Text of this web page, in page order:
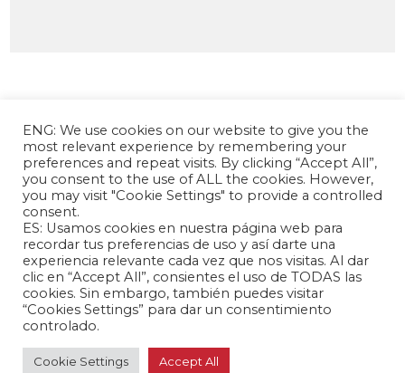
La Fundación Andrés Bello – Centro de
Investigación Chino Latinoamericano es una
entidad sin fines de lucro, de carácter
independiente, dedicada a la investigación y
análisis de las relaciones internacionales entre la
República Popular China y los países de América
Latina y el Caribe.
ENG: We use cookies on our website to give you the
most relevant experience by remembering your
preferences and repeat visits. By clicking “Accept All”,
you consent to the use of ALL the cookies. However,
you may visit "Cookie Settings" to provide a controlled
consent.
ES: Usamos cookies en nuestra página web para
recordar tus preferencias de uso y así darte una
experiencia relevante cada vez que nos visitas. Al dar
clic en “Accept All”, consientes el uso de TODAS las
cookies. Sin embargo, también puedes visitar
“Cookies Settings” para dar un consentimiento
controlado.
Cookie Settings Accept All